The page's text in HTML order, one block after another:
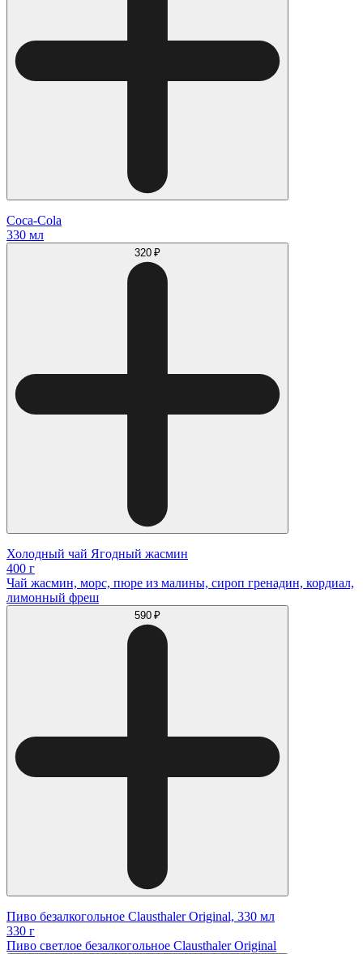
Coca-Cola
330 мл
320 ₽
Холодный чай Ягодный жасмин
400 г
Чай жасмин, морс, пюре из малины, сироп гренадин, кордиал,
лимонный фреш
590 ₽
Пиво безалкогольное Clausthaler Original, 330 мл
330 г
Пиво светлое безалкогольное Clausthaler Original